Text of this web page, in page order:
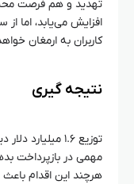
تهدید و هم فرصت
افزایش می‌یابد، اما
کاربران به ارمغان
نتیجه‌ گیری
توزیع ۱.۶
مهمی در بازپرداخت
هرچند این اقدام باعث